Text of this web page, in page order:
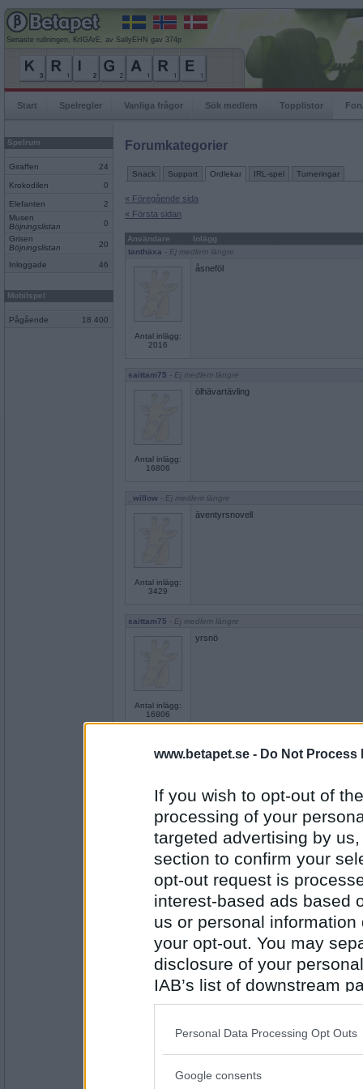
www.betapet.se - Do Not Process
If you wish to opt-out of
processing of your
targeted advertising by
section to confirm your
opt-out request is
interest-based ads based
us or personal
your opt-out. You may
disclosure of your
IAB’s list of downstream
also be disclosed by us
Downstream Participants
Please note that this
Personal Data Processing Opt Outs
Google consents
Senaste rullningen, KrIGArE, av SallyEHN gav 374p
Start Spelregler Vanliga frågor Sök medlem Topplistor
Spelrum
Giraffen 24
Krokodilen 0
Elefanten
2
Musen
Böjningslistan
0
Grisen
Böjningslistan
20
Inloggade 46
Mobilspel
Pågående 18 400
Forumkategorier
Snack Support Ordlekar IRL-spel Turneringar
« Föregående sida
« Första sidan
Användare
Inlägg
tanthäxa - Ej medlem längre
Antal inlägg:
2016
åsneföl
saittam75 - Ej medlem längre
Antal inlägg:
16806
ölhävartävling
_willow - Ej medlem längre
Antal inlägg:
3429
äventyrsnovell
saittam75 - Ej medlem längre
Antal inlägg:
16806
yrsnö
Antal inlägg:
2054
snöskoter
_willow- Ej medlem längre
Antal inlägg:
3429
nödproviant
Antal inlägg: 83
nödstopp